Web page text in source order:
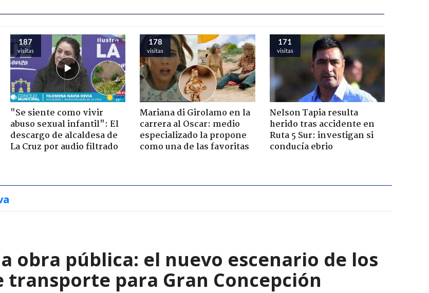
187
visitas
"Se siente como vivir
abuso sexual infantil": El
descargo de alcaldesa de
La Cruz por audio filtrado
178
visitas
Mariana di Girolamo en la
carrera al Oscar: medio
especializado la propone
como una de las favoritas
171
visitas
Nelson Tapia resulta
herido tras accidente en
Ruta 5 Sur: investigan si
conducía ebrio
obra pública: el nuevo escenario de los
transporte para Gran Concepción